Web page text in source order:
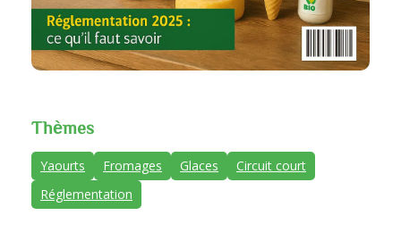
Thèmes
Yaourts Fromages Glaces
Circuit court
Réglementation